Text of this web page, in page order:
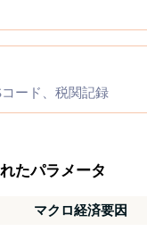
ード、税関記録
たパラメータ
マクロ経済要因